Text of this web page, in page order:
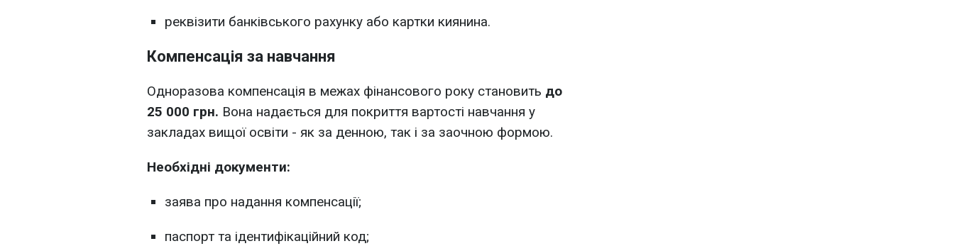
реквізити банківського рахунку або картки киянина.
Компенсація за навчання
Одноразова компенсація в межах фінансового року становить до
25 000 грн. Вона надається для покриття вартості навчання у
закладах вищої освіти - як за денною, так і за заочною формою.
Необхідні документи:
заява про надання компенсації;
паспорт та ідентифікаційний код;